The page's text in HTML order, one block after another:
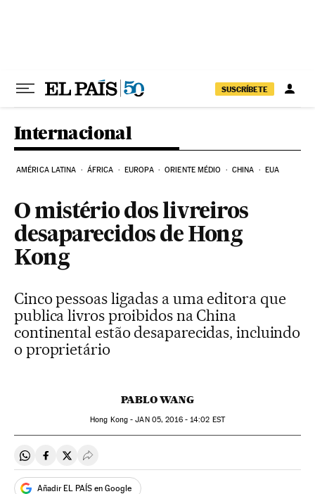
SUSCRÍBETE
Internacional
AMÉRICA LATINA ÁFRICA EUROPA ORIENTE MÉDIO CHINA EUA
O mistério dos livreiros
desaparecidos de Hong
Kong
Cinco pessoas ligadas a uma editora que
publica livros proibidos na China
continental estão desaparecidas, incluindo
o proprietário
PABLO WANG
Hong Kong -JAN05, 2016 - 14:02 EST
Compartir en Whatsapp
Compartir en Facebook
Compartir en Twitter
Desplegar Redes Sociales
Añadir EL PAÍS en Google